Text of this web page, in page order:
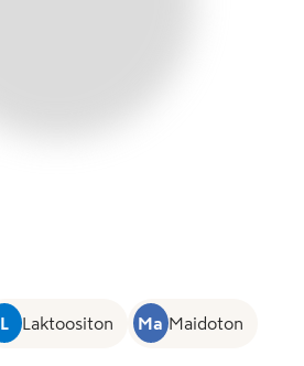
L Laktoositon Ma Maidoton